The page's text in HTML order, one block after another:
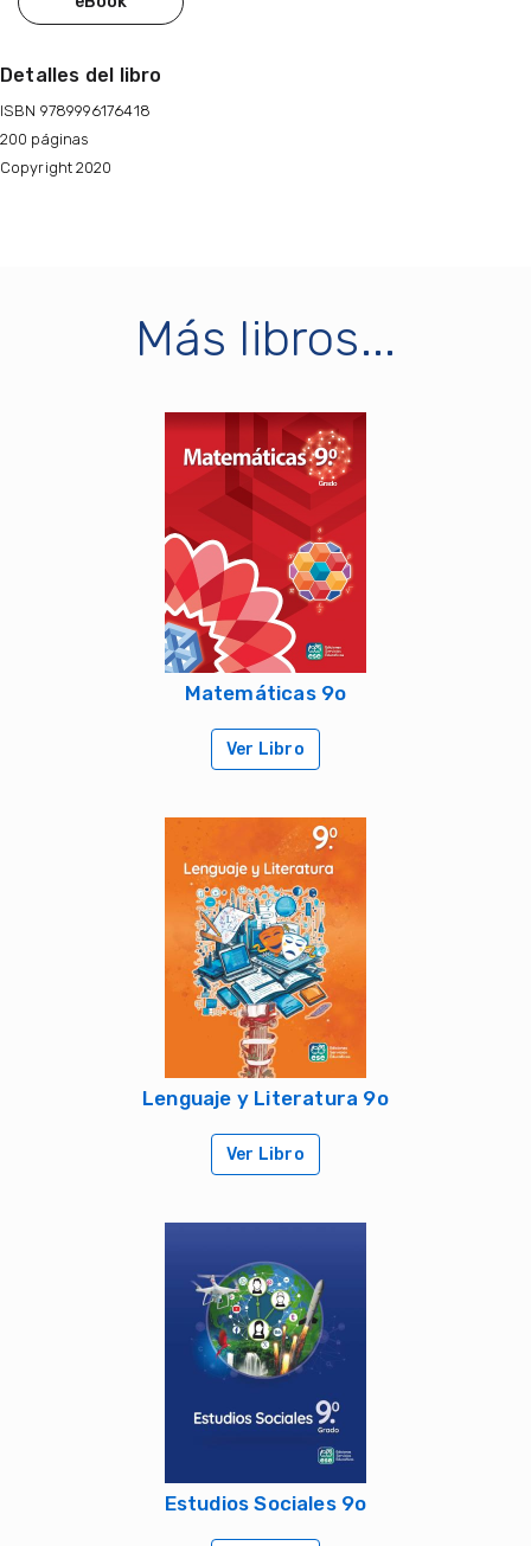
Detalles del libro
ISBN 9789996176418
200 páginas
Copyright 2020
Más libros...
Matemáticas 9o
Ver Libro
Lenguaje y Literatura 9o
Ver Libro
Estudios Sociales 9o